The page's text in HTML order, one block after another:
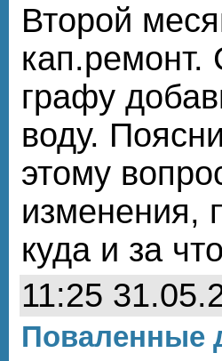
Второй
кап.ремонт.
графу
воду.
этому
изменения,
куда и за
11:25
Поваленные